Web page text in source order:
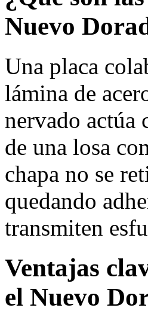
Nuevo
Una placa
lámina de
nervado actúa
de una losa
chapa no se
quedando
transmiten
Ventajas
el Nuevo